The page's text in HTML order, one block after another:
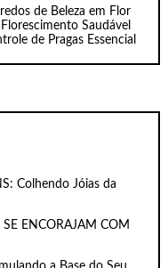
de Beleza em Flor
Saudável
de Pragas Essencial
Colhendo Jóias da
ENCORAJAM COM